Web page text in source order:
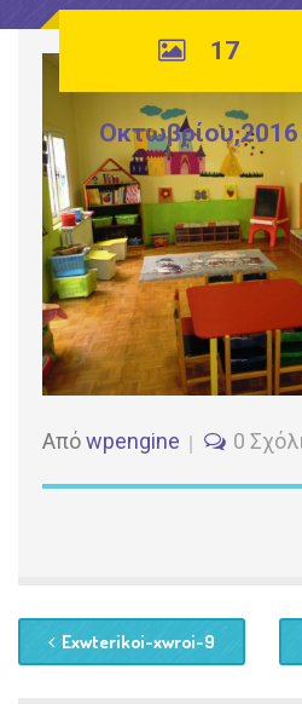
17
Οκτωβρίου,2016
Απόwpengine 0
Exwterikoi-xwroi-9